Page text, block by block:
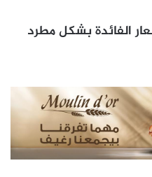
الفائدة بشكل مطرد